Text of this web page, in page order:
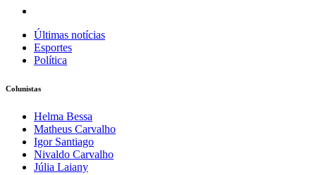
Últimas notícias
Esportes
Política
Colunistas
Helma Bessa
Matheus Carvalho
Igor Santiago
Nivaldo Carvalho
Júlia Laiany